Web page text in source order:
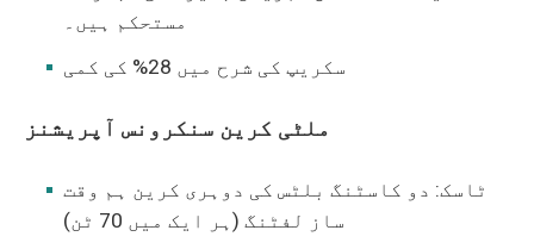
مستحکم ہیں۔
سکریپ کی شرح میں 28% کی کمی
ملٹی کرین سنکرونس آپریشنز
ٹاسک: دو کاسٹنگ بلٹس کی دوہری کرین ہم وقت
ساز لفٹنگ (ہر ایک میں 70 ٹن)